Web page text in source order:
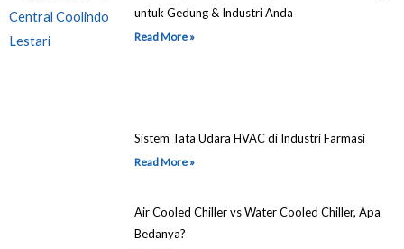
untuk Gedung & Industri Anda
Read More »
Sistem Tata Udara HVAC di Industri Farmasi
Read More »
Air Cooled Chiller vs Water Cooled Chiller, Apa
Bedanya?